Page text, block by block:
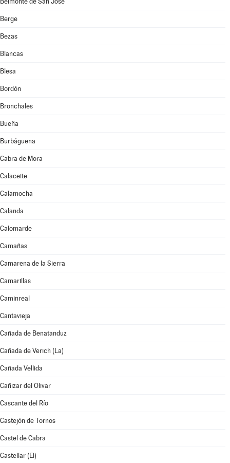
Berge
Bezas
Blancas
Blesa
Bordón
Bronchales
Bueña
Burbáguena
Cabra de Mora
Calaceite
Calamocha
Calanda
Calomarde
Camañas
Camarena de la Sierra
Camarillas
Caminreal
Cantavieja
Cañada de Benatanduz
Cañada de Verich (La)
Cañada Vellida
Cañizar del Olivar
Cascante del Río
Castejón de Tornos
Castel de Cabra
Castellar (El)